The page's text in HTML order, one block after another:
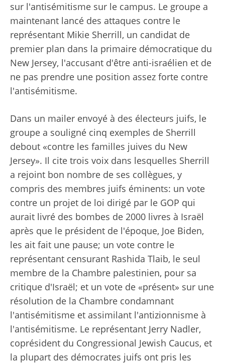
sur l'antisémitisme sur le campus. Le groupe a
maintenant lancé des attaques contre le
représentant Mikie Sherrill, un candidat de
premier plan dans la primaire démocratique du
New Jersey, l'accusant d'être anti-israélien et de
ne pas prendre une position assez forte contre
l'antisémitisme.
Dans un mailer envoyé à des électeurs juifs, le
groupe a souligné cinq exemples de Sherrill
debout «contre les familles juives du New
Jersey». Il cite trois voix dans lesquelles Sherrill
a rejoint bon nombre de ses collègues, y
compris des membres juifs éminents: un vote
contre un projet de loi dirigé par le GOP qui
aurait livré des bombes de 2000 livres à Israël
après que le président de l'époque, Joe Biden,
les ait fait une pause; un vote contre le
représentant censurant Rashida Tlaib, le seul
membre de la Chambre palestinien, pour sa
critique d'Israël; et un vote de «présent» sur une
résolution de la Chambre condamnant
l'antisémitisme et assimilant l'antizionnisme à
l'antisémitisme. Le représentant Jerry Nadler,
coprésident du Congressional Jewish Caucus, et
la plupart des démocrates juifs ont pris les